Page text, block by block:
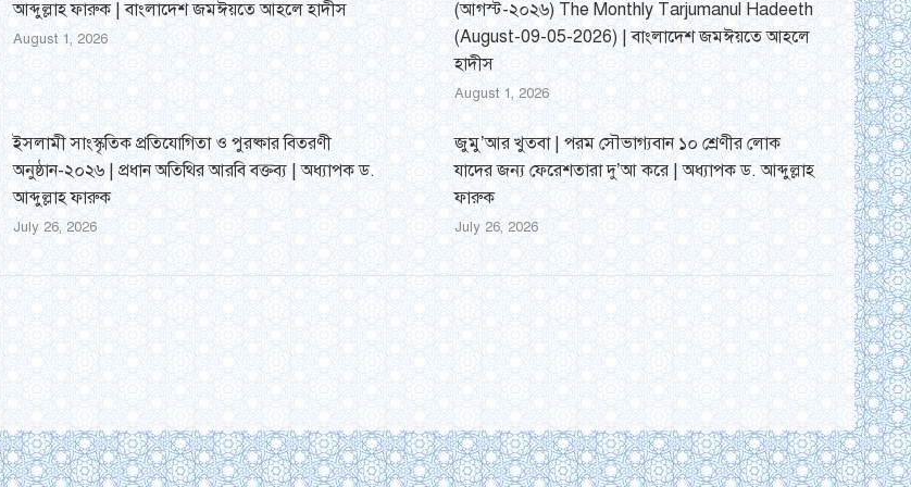
আব্দুল্লাহ ফারুক | বাংলাদেশ জমঈয়তে আহলে হাদীস
August 1, 2026
(আগস্ট-২০২৬) The Monthly Tarjumanul Hadeeth
(August-09-05-2026) | বাংলাদেশ জমঈয়তে আহলে
হাদীস
August 1, 2026
ইসলামী সাংস্কৃতিক প্রতিযোগিতা ও পুরষ্কার বিতরণী
অনুষ্ঠান-২০২৬ | প্রধান অতিথির আরবি বক্তব্য | অধ্যাপক ড.
আব্দুল্লাহ ফারুক
July 26, 2026
জুমু’আর খুতবা | পরম সৌভাগ্যবান ১০ শ্রেণীর লোক
যাদের জন্য ফেরেশতারা দু’আ করে | অধ্যাপক ড. আব্দুল্লাহ
ফারুক
July 26, 2026